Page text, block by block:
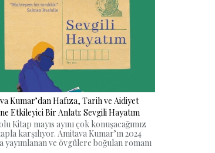
Kumar’dan Hafıza, Tarih ve Aidiyet
Etkileyici Bir Anlatı: Sevgili Hayatım
Kitap mayıs ayını çok konuşacağımız
karşılıyor. Amitava Kumar’ın 2024
yayımlanan ve övgülere boğulan romanı